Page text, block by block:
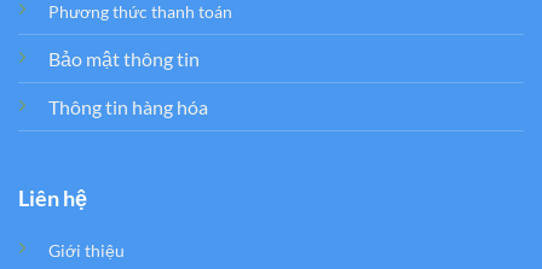
Phương thức thanh toán
Bảo mật thông tin
Thông tin hàng hóa
Liên hệ
Giới thiệu